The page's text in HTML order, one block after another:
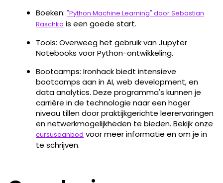
Boeken: "Python Machine Learning" door Sebastian
Raschka is een goede start.
Tools: Overweeg het gebruik van Jupyter
Notebooks voor Python-ontwikkeling.
Bootcamps: Ironhack biedt intensieve
bootcamps aan in AI, web development, en
data analytics. Deze programma's kunnen je
carrière in de technologie naar een hoger
niveau tillen door praktijkgerichte leerervaringen
en netwerkmogelijkheden te bieden. Bekijk onze
cursusaanbod voor meer informatie en om je in
te schrijven.